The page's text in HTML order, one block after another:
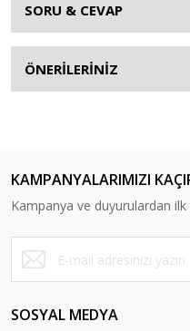
SORU & CEVAP
ÖNERİLERİNİZ
KAMPANYALARIMIZI
Kampanya ve duyurulardan
SOSYAL MEDYA